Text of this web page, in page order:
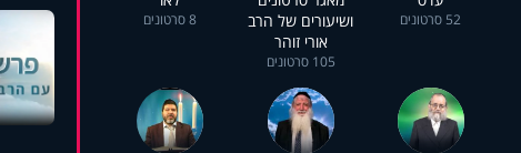
52 סרטונים
ושיעורים של הרב
אורי זוהר
105 סרטונים
8 סרטונים